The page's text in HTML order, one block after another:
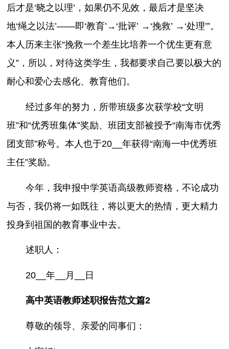
后才是‘晓之以理’，如果仍不见效，最后才是坚决
地‘绳之以法’——即‘教育’→‘批评’ →‘挽救’ →‘处理’”。
本人历来主张“挽救一个差生比培养一个优生更有意
义”，所以，对待这类学生，我都要求自己要以极大的
耐心和爱心去感化、教育他们。
经过多年的努力，所带班级多次获学校“文明
班”和“优秀班集体”奖励、班团支部被授予“南海市优秀
团支部”称号。本人也于20__年获得“南海一中优秀班
主任”奖励。
今年，我申报中学英语高级教师资格，不论成功
与否，我仍将一如既往，将以更大的热情，更大精力
投身到祖国的教育事业中去。
述职人：
20__年__月__日
高中英语教师述职报告范文篇2
尊敬的领导、亲爱的同事们：